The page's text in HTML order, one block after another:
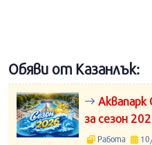
Обяви от Казанлък:
за сезон
Работа